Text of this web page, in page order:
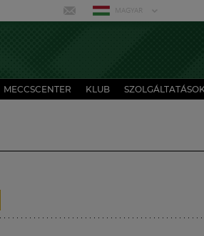
MAGYAR
MECCSCENTER KLUB SZOLGÁLTATÁSOK